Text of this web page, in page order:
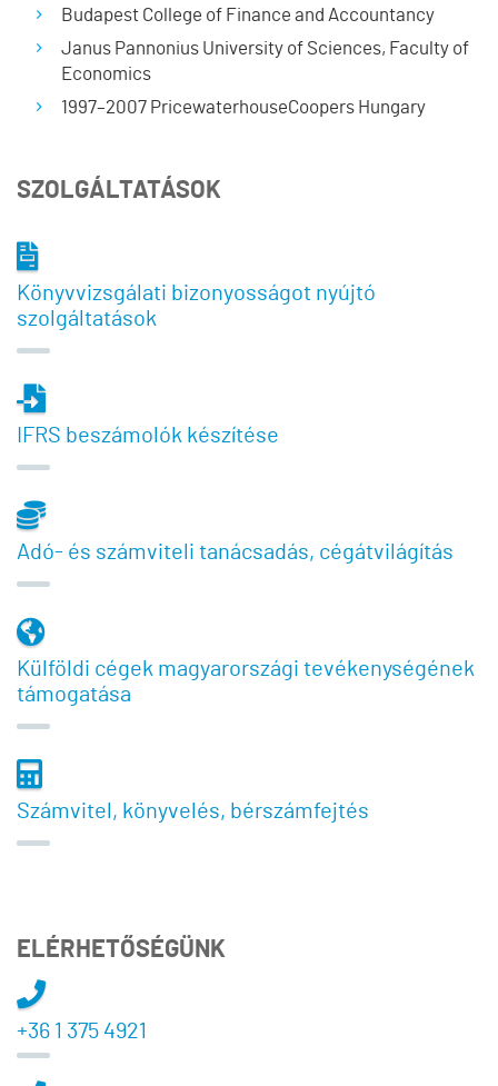
Budapest College of Finance and Accountancy
Janus Pannonius University of Sciences, Faculty of
Economics
1997–2007 PricewaterhouseCoopers Hungary
SZOLGÁLTATÁSOK
Könyvvizsgálati bizonyosságot nyújtó
szolgáltatások
IFRS beszámolók készítése
Adó- és számviteli tanácsadás, cégátvilágítás
Külföldi cégek magyarországi tevékenységének
támogatása
Számvitel, könyvelés, bérszámfejtés
ELÉRHETŐSÉGÜNK
+36 1 375 4921